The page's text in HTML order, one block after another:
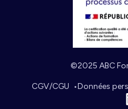
©2025 ABC
CGV/CGU Données